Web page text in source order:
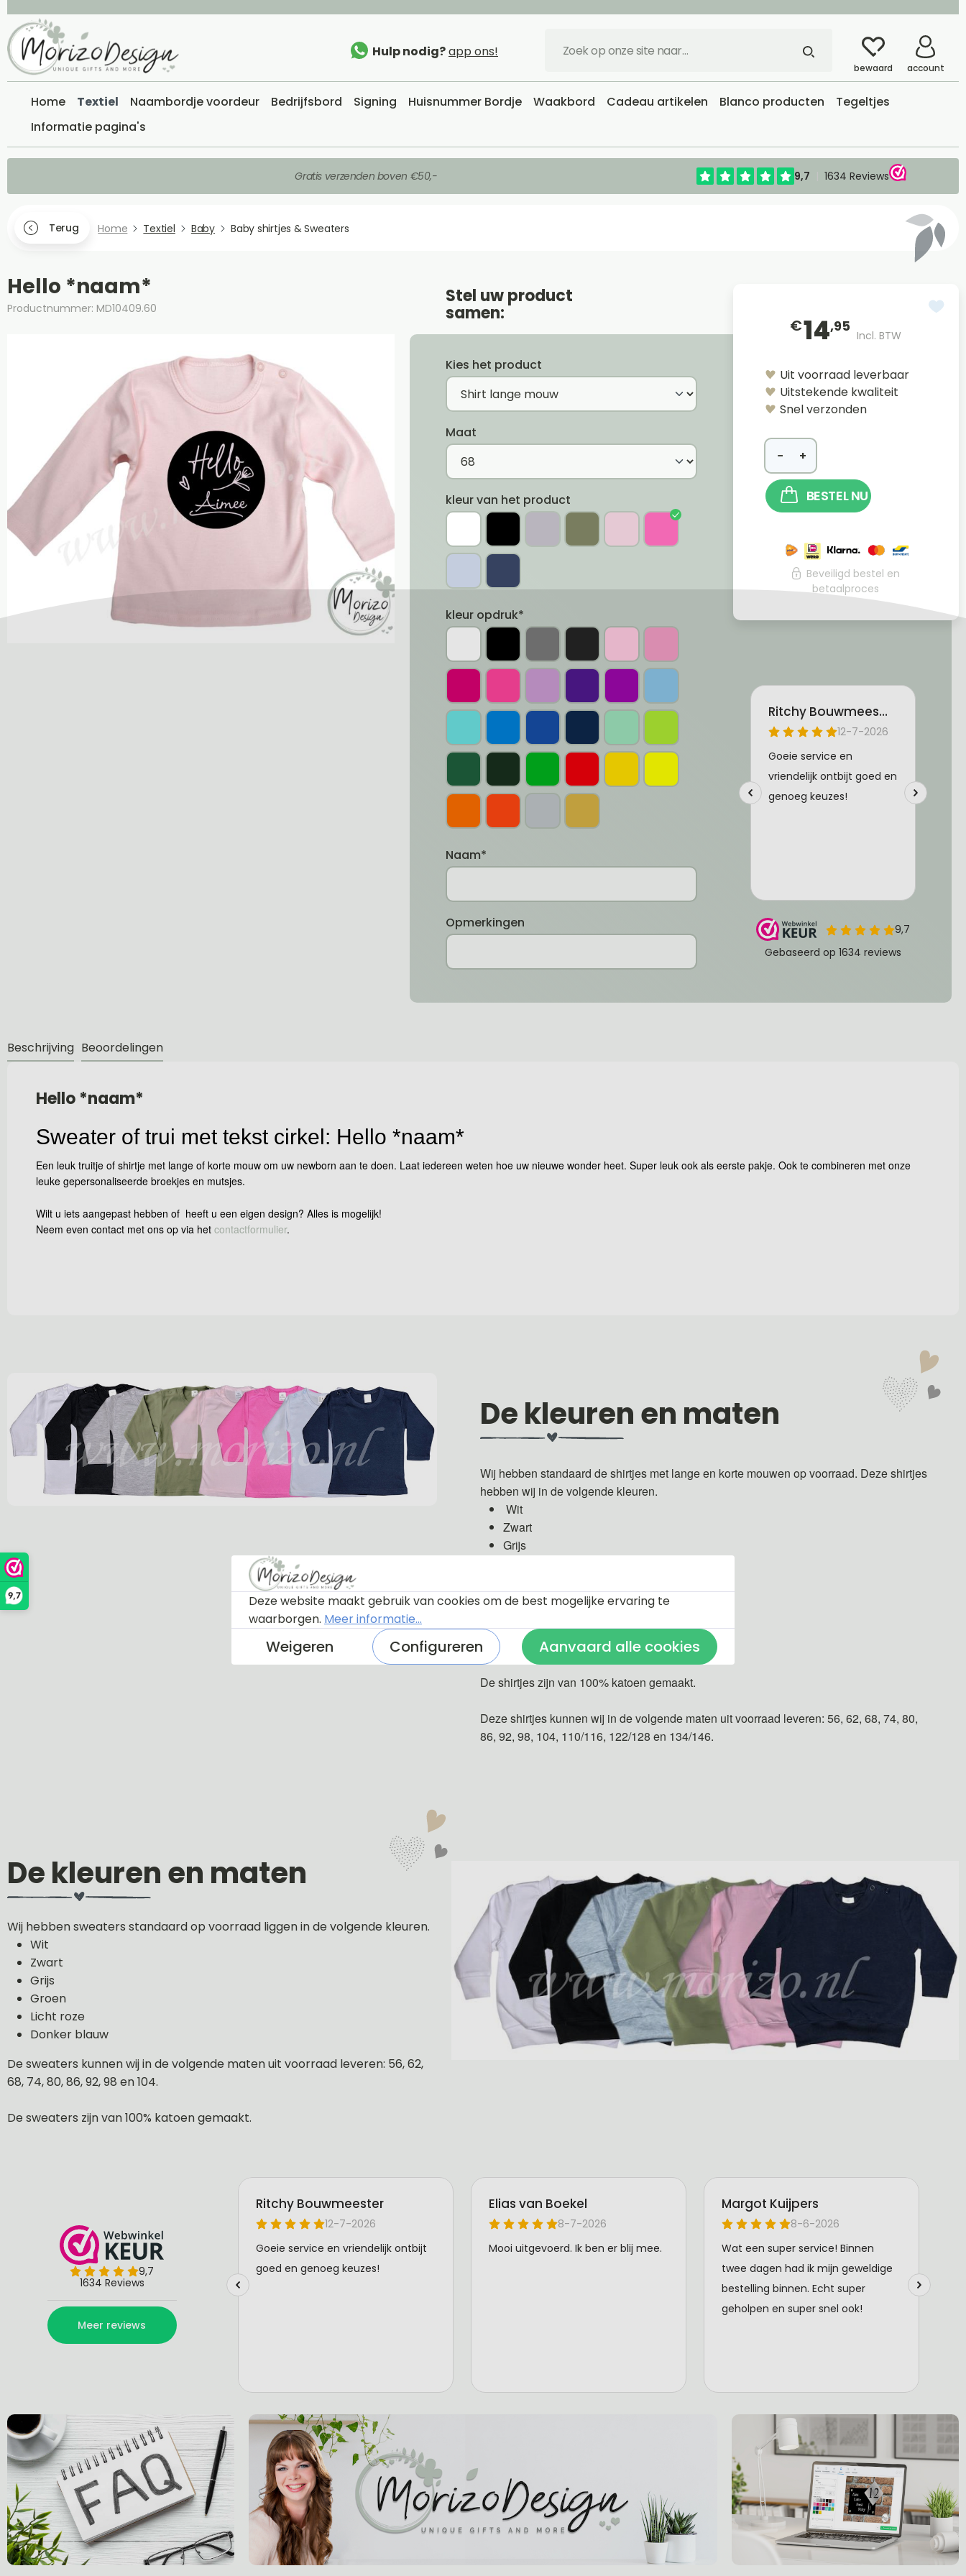
9,7
Hulp nodig?app ons!
bewaard account
Home Textiel Naambordje voordeur Bedrijfsbord Signing Huisnummer Bordje Waakbord Cadeau artikelen Blanco producten
Tegeltjes
Informatie pagina's
Gratis verzenden boven €50,-
Terug Home Textiel Baby Baby shirtjes & Sweaters
Hello *naam*
Productnummer: MD10409.60
Stel uw product
samen:
Kies het product
Maat
kleur van het product
kleur opdruk*
Naam*
Opmerkingen
€14,95
Incl. BTW
Uit voorraad leverbaar
Uitstekende kwaliteit
Snel verzonden
− +
BESTEL NU
Beveiligd bestel en
betaalproces
Beschrijving Beoordelingen
Hello *naam*
Sweater of trui met tekst cirkel: Hello *naam*
Een leuk truitje of shirtje met lange of korte mouw om uw newborn aan te doen. Laat iedereen weten hoe uw nieuwe wonder heet. Super leuk ook als eerste pakje. Ook te combineren met onze
leuke gepersonaliseerde broekjes en mutsjes.
Wilt u iets aangepast hebben of heeft u een eigen design? Alles is mogelijk!
Neem even contact met ons op via het contactformulier.
De kleuren en maten
Wij hebben standaard de shirtjes met lange en korte mouwen op voorraad. Deze shirtjes
hebben wij in de volgende kleuren.
Wit
Zwart
Grijs
Fuchsia roze
Donker blauw
De shirtjes zijn van 100% katoen gemaakt.
Deze shirtjes kunnen wij in de volgende maten uit voorraad leveren: 56, 62, 68, 74, 80,
86, 92, 98, 104, 110/116, 122/128 en 134/146.
De kleuren en maten
Wij hebben sweaters standaard op voorraad liggen in de volgende kleuren.
Wit
Zwart
Grijs
Groen
Licht roze
Donker blauw
De sweaters kunnen wij in de volgende maten uit voorraad leveren: 56, 62,
68, 74, 80, 86, 92, 98 en 104.
De sweaters zijn van 100% katoen gemaakt.
Deze website maakt gebruik van cookies om de best mogelijke ervaring te
waarborgen. Meer informatie...
Weigeren Configureren Aanvaard alle cookies